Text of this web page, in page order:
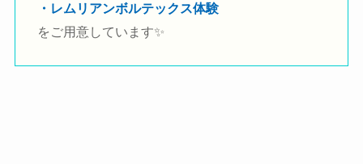
・レムリアンボルテックス体験
をご用意しています✨